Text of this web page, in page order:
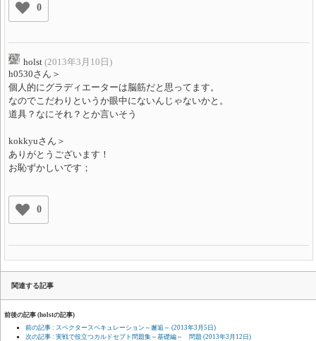
0
holst (2013年3月10日)
h0530さん＞
個人的にグラディエーターは脳筋だと思ってます。
なのでこだわりというか眼中にないんじゃないかと。
道具？なにそれ？とか言いそう
kokkyuさん＞
ありがとうございます！
お恥ずかしいです；
0
関連する記事
前後の記事 (holstの記事)
前の記事 : スペクタースペキュレーション～邂逅～ (2013年3月5日)
次の記事 : 実戦で役立つカルドセプト問題集～基礎編～ 問題 (2013年3月12日)